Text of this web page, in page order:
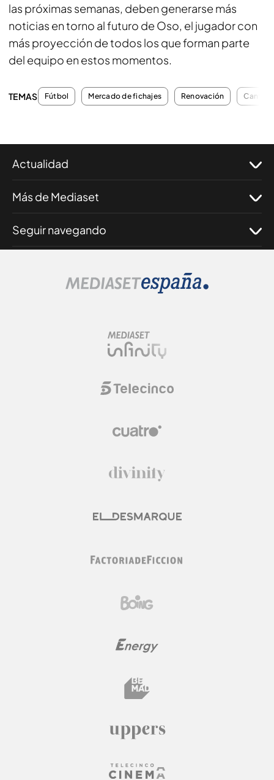
las próximas semanas, deben generarse más
noticias en torno al futuro de Oso, el jugador con
más proyección de todos los que forman parte
del equipo en estos momentos.
TEMAS Fútbol Mercado de fichajes Renovación Cantera
Actualidad
Más de Mediaset
Seguir navegando